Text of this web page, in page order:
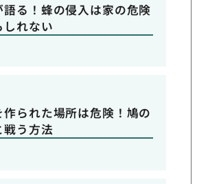
語る！蜂の侵入は家の危険
れない
作られた場所は危険！鳩の
う方法